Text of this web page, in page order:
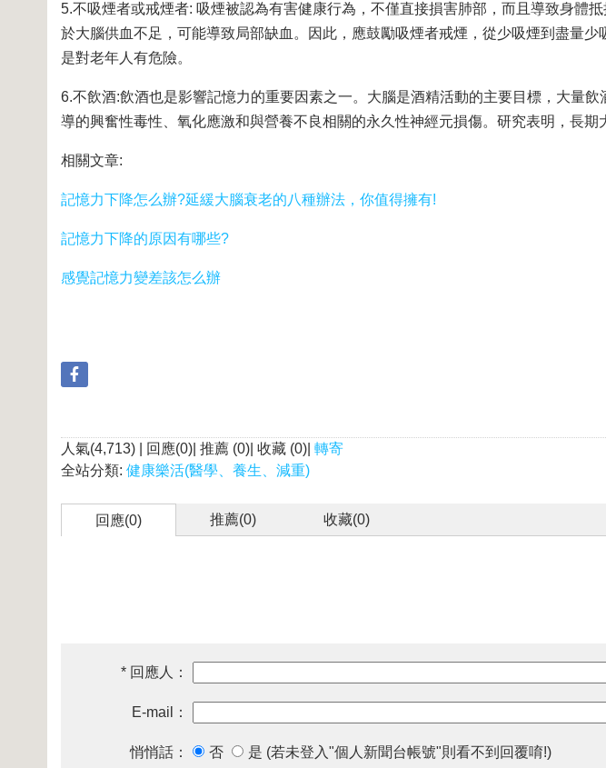
5.不吸煙者或戒煙者: 吸煙被認為有害健康行為，不僅直接損害肺部，而且導致身體
於大腦供血不足，可能導致局部缺血。因此，應鼓勵吸煙者戒煙，從少吸煙到盡量
是對老年人有危險。
6.不飲酒:飲酒也是影響記憶力的重要因素之一。大腦是酒精活動的主要目標，大量
導的興奮性毒性、氧化應激和與營養不良相關的永久性神經元損傷。研究表明，長期
相關文章:
記憶力下降怎么辦?延緩大腦衰老的八種辦法，你值得擁有!
記憶力下降的原因有哪些?
感覺記憶力變差該怎么辦
人氣(4,713) | 回應(0)| 推薦 (0)| 收藏 (0)| 轉寄
全站分類: 健康樂活(醫學、養生、減重)
回應(0) 推薦(0) 收藏(0)
* 回應人：
E-mail：
悄悄話： 否 是 (若未登入"個人新聞台帳號"則看不到回覆唷!)